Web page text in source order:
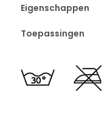
Eigenschappen
Toepassingen